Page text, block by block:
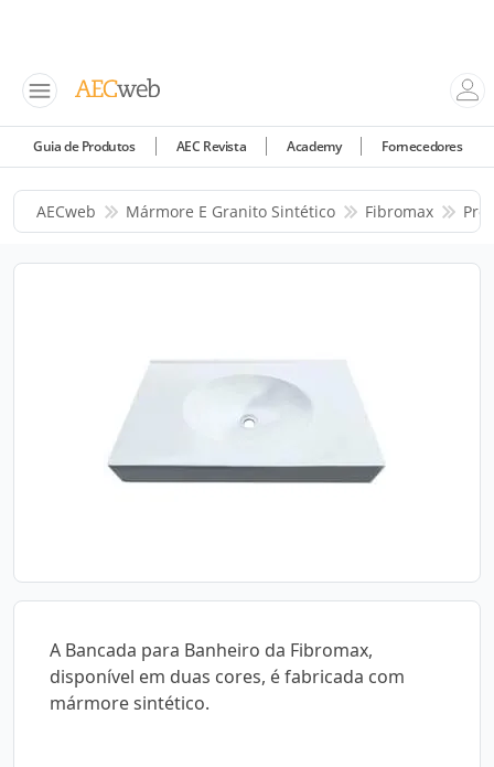
Guia de Produtos AEC Revista Academy Fornecedores
AECweb Mármore E Granito Sintético Fibromax
A Bancada para Banheiro da Fibromax,
disponível em duas cores, é fabricada com
mármore sintético.